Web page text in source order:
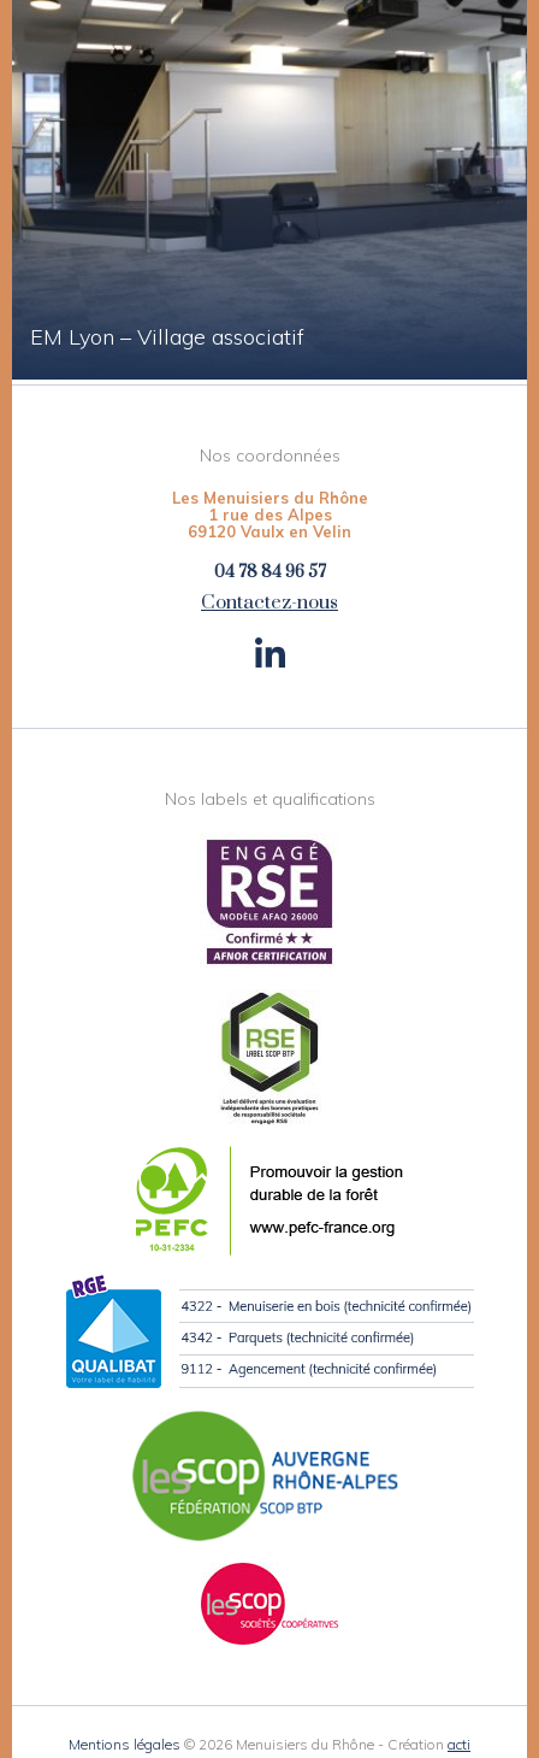
EM Lyon – Village associatif
Nos coordonnées
Les Menuisiers du Rhône
1 rue des Alpes
69120 Vaulx en Velin
04 78 84 96 57
Contactez-nous
Nos labels et qualifications
Mentions légales © 2026 Menuisiers du Rhône - Création acti